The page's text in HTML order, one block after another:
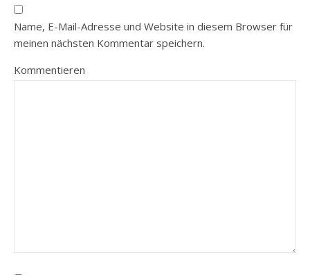
Name, E-Mail-Adresse und Website in diesem Browser für
meinen nächsten Kommentar speichern.
Kommentieren